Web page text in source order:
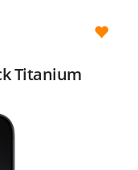
Titanium